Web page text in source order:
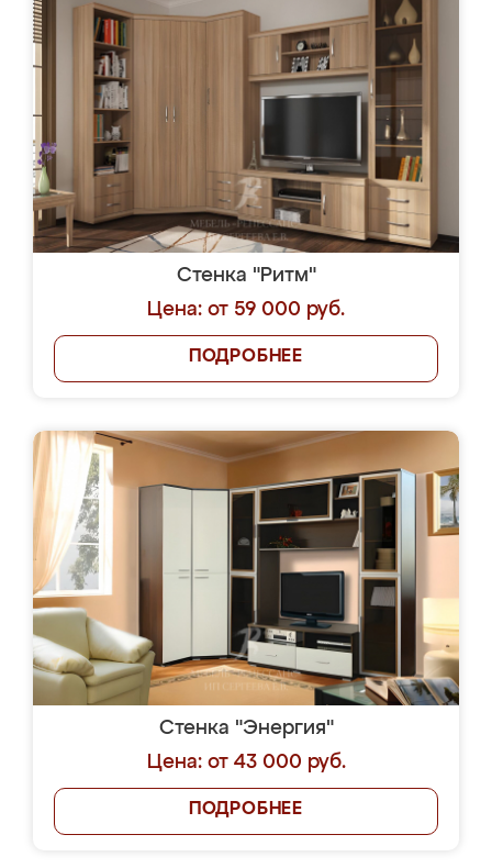
Стенка "Ритм"
Цена: от 59 000 руб.
ПОДРОБНЕЕ
Стенка "Энергия"
Цена: от 43 000 руб.
ПОДРОБНЕЕ